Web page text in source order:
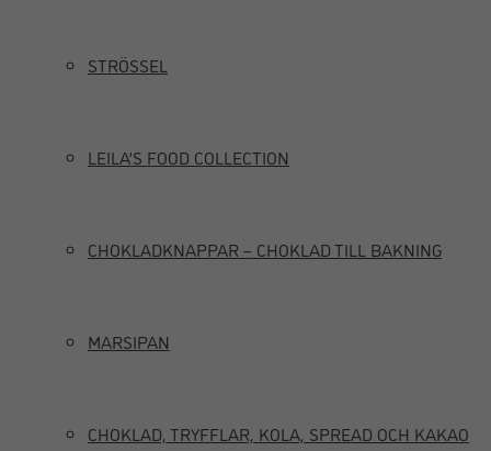
STRÖSSEL
LEILA’S FOOD COLLECTION
CHOKLADKNAPPAR – CHOKLAD TILL BAKNING
MARSIPAN
CHOKLAD, TRYFFLAR, KOLA, SPREAD OCH KAKAO